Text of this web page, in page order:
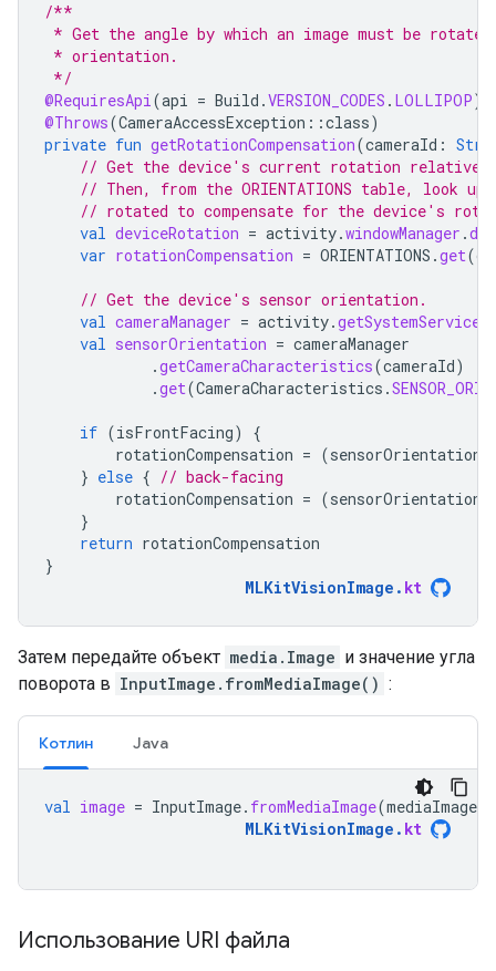
/**
* Get the angle by which an image must be
* orientation.
*/
@RequiresApi(api = Build .VERSION_CODES . LOLLIPOP)
@Throws(CameraAccessException ::class)
private fun getRotationCompensation(cameraId :
// Get the device's current rotation
// Then, from the ORIENTATIONS table, look
// rotated to compensate for the device's
val deviceRotation = activity.windowManager .
var rotationCompensation = ORIENTATIONS .get(
// Get the device's sensor orientation.
val cameraManager = activity.getSystemService
val sensorOrientation = cameraManager
.getCameraCharacteristics(cameraId)
.get(CameraCharacteristics .
if (isFrontFacing)
{
rotationCompensation = (sensorOrientation
} else { // back-facing
rotationCompensation = (sensorOrientation
}
return rotationCompensation
}
MLKitVisionImage . kt
Затем передайте объект media.Image и значение угла
поворота в InputImage.fromMediaImage() :
Котлин Java
val image = InputImage. fromMediaImage(mediaImage
MLKitVisionImage . kt
Использование URI файла